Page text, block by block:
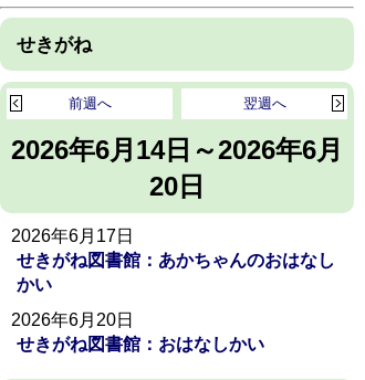
せきがね
2026年6月14日～2026年6月
20日
翌週へ
前週へ
2026年6月17日
せきがね図書館：あかちゃんのおはなし
かい
2026年6月20日
せきがね図書館：おはなしかい